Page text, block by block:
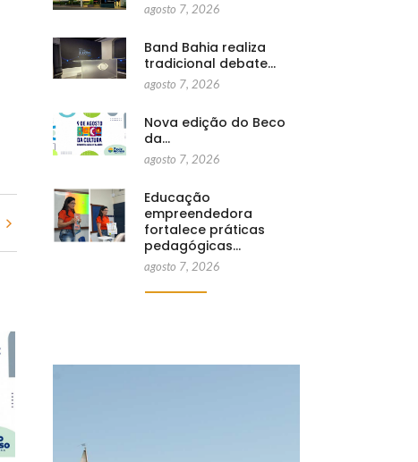
agosto 7, 2026
Band Bahia realiza
tradicional debate…
agosto 7, 2026
Nova edição do Beco
da…
agosto 7, 2026
Educação
empreendedora
fortalece práticas
pedagógicas…
agosto 7, 2026